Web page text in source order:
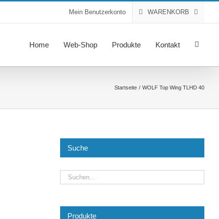
Mein Benutzerkonto WARENKORB
Home Web-Shop Produkte Kontakt
Startseite WOLF Top Wing TLHD 40
Suche
Produkte